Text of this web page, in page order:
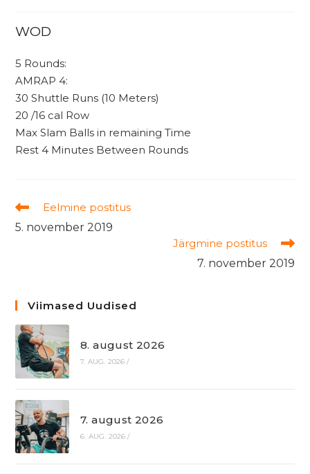
WOD
5 Rounds:
AMRAP 4:
30 Shuttle Runs (10 Meters)
20 /16 cal Row
Max Slam Balls in remaining Time
Rest 4 Minutes Between Rounds
Read
articles
Eelmine postitus
5. november 2019
Järgmine postitus
7. november 2019
Viimased Uudised
8. august 2026
7. AUG. 2026 /
7. august 2026
6. AUG. 2026 /